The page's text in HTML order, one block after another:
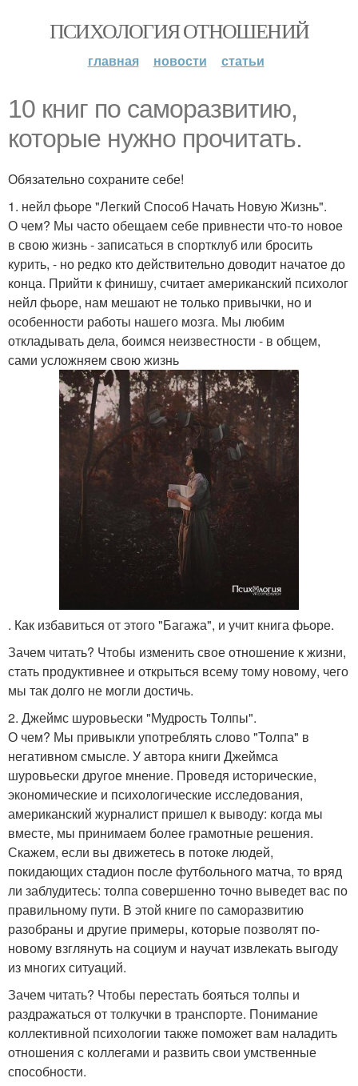
ПСИХОЛОГИЯ ОТНОШЕНИЙ
главная новости статьи
10 книг по саморазвитию,
которые нужно прочитать.
Обязательно сохраните себе!
1. нейл фьоре "Легкий Способ Начать Новую Жизнь".
О чем? Мы часто обещаем себе привнести что-то новое
в свою жизнь - записаться в спортклуб или бросить
курить, - но редко кто действительно доводит начатое до
конца. Прийти к финишу, считает американский психолог
нейл фьоре, нам мешают не только привычки, но и
особенности работы нашего мозга. Мы любим
откладывать дела, боимся неизвестности - в общем,
сами усложняем свою жизнь
. Как избавиться от этого "Багажа", и учит книга фьоре.
Зачем читать? Чтобы изменить свое отношение к жизни,
стать продуктивнее и открыться всему тому новому, чего
мы так долго не могли достичь.
2. Джеймс шуровьески "Мудрость Толпы".
О чем? Мы привыкли употреблять слово "Толпа" в
негативном смысле. У автора книги Джеймса
шуровьески другое мнение. Проведя исторические,
экономические и психологические исследования,
американский журналист пришел к выводу: когда мы
вместе, мы принимаем более грамотные решения.
Скажем, если вы движетесь в потоке людей,
покидающих стадион после футбольного матча, то вряд
ли заблудитесь: толпа совершенно точно выведет вас по
правильному пути. В этой книге по саморазвитию
разобраны и другие примеры, которые позволят по-
новому взглянуть на социум и научат извлекать выгоду
из многих ситуаций.
Зачем читать? Чтобы перестать бояться толпы и
раздражаться от толкучки в транспорте. Понимание
коллективной психологии также поможет вам наладить
отношения с коллегами и развить свои умственные
способности.